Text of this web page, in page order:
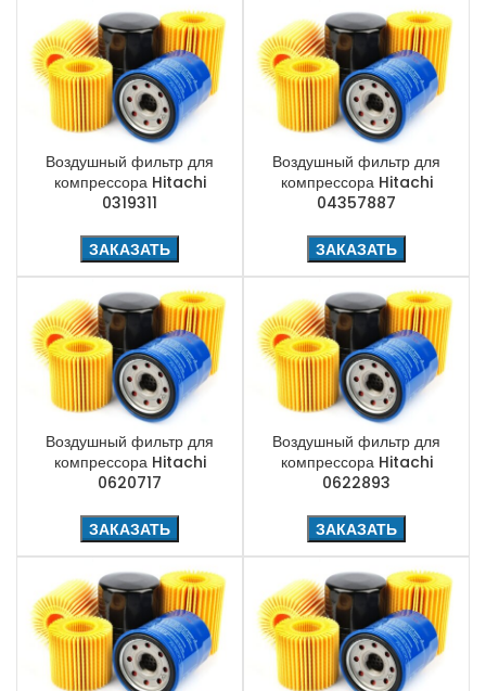
Воздушный фильтр для
компрессора Hitachi
0319311
ЗАКАЗАТЬ
Воздушный фильтр для
компрессора Hitachi
04357887
ЗАКАЗАТЬ
Воздушный фильтр для
компрессора Hitachi
0620717
ЗАКАЗАТЬ
Воздушный фильтр для
компрессора Hitachi
0622893
ЗАКАЗАТЬ